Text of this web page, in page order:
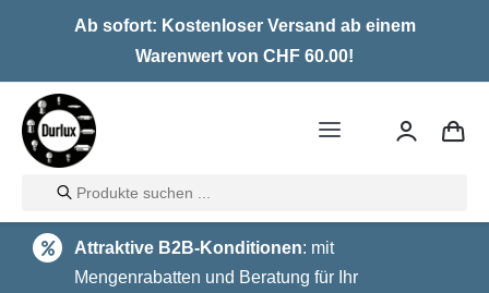
Ab sofort: Kostenloser Versand ab einem
Warenwert von CHF 60.00!
Toggle
Home
LED
Products
search
Attraktive B2B-Konditionen: mit
Mengenrabatten und Beratung für Ihr